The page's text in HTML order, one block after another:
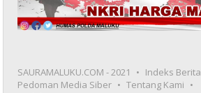
SAURAMALUKU.COM - 2021
Indeks Berita
Pedoman Media Siber
Tentang Kami